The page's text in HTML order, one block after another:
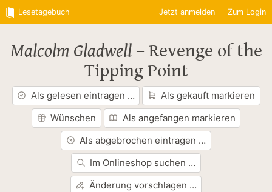
Lesetagebuch Jetzt anmelden Zum Login
Malcolm Gladwell– Revenge of the
Tipping Point
Als gelesen eintragen …
Als gekauft markieren
Wünschen
Als angefangen markieren
Als abgebrochen eintragen …
Im Onlineshop suchen …
Änderung vorschlagen …